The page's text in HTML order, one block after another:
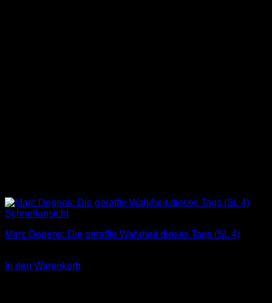
Schnellansicht
Marc Degens: Die geraffte Wahrheit dieses Tags (SL 4)
In den Warenkorb